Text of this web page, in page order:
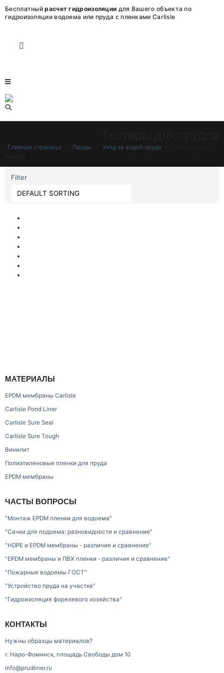
Бесплатныйрасчет гидроизоляции для Вашего объекта по
гидроизоляции водоема или пруда с пленками Carlisle
Главная страница Пруды Уход за водой пруда
Filter
МАТЕРИАЛЫ
EPDM мембраны Carlisle
Carlisle Pond Liner
Carlisle Sure Seal
Carlisle Sure Tough
Винилит
Полиэтиленовые пленки для пруда
EPDM мембраны
ЧАСТЫ ВОПРОСЫ
"Монтаж EPDM пленки для водоема"
"Сачки для подоема: разновидности и сравнение"
"HDPE и EPDM мембраны - различия и сравнение"
"EPDM мембраны и ПВХ пленки - различия и сравнение"
"Пожарные водоемы ГОСТ"
"Устройство пруда на участке"
"Гидроизоляция форелевого хозяйства"
КОНТАКТЫ
Нужны образцы материалов?
г. Наро-Фоминск, площадь Свободы дом 10
info@prudliner.ru